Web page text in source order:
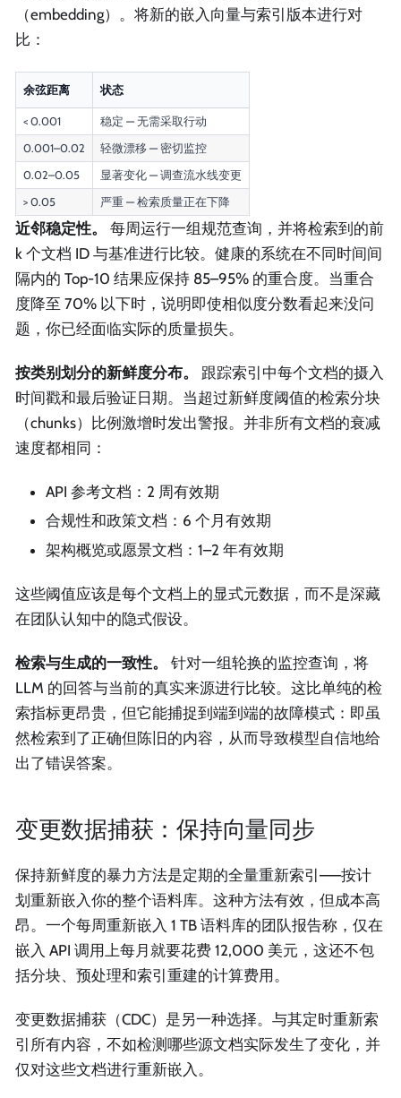
（embedding）。将新的嵌入向量与索引版本进行对
比：
余弦距离 状态
< 0.001
稳定 — 无需采取行动
0.001–0.02
轻微漂移 — 密切监控
0.02–0.05
显著变化 — 调查流水线变更
> 0.05
严重 — 检索质量正在下降
近邻稳定性。
每周运行一组规范查询，并将检索到的前
k 个文档 ID 与基准进行比较。健康的系统在不同时间间
隔内的 Top-10 结果应保持 85–95% 的重合度。当重合
度降至 70% 以下时，说明即使相似度分数看起来没问
题，你已经面临实际的质量损失。
按类别划分的新鲜度分布。
跟踪索引中每个文档的摄入
时间戳和最后验证日期。当超过新鲜度阈值的检索分块
（chunks）比例激增时发出警报。并非所有文档的衰减
速度都相同：
API 参考文档：2 周有效期
合规性和政策文档：6 个月有效期
架构概览或愿景文档：1–2 年有效期
这些阈值应该是每个文档上的显式元数据，而不是深藏
在团队认知中的隐式假设。
检索与生成的一致性。
针对一组轮换的监控查询，将
LLM 的回答与当前的真实来源进行比较。这比单纯的检
索指标更昂贵，但它能捕捉到端到端的故障模式：即虽
然检索到了正确但陈旧的内容，从而导致模型自信地给
出了错误答案。
变更数据捕获：保持向量同步
保持新鲜度的暴力方法是定期的全量重新索引——按计
划重新嵌入你的整个语料库。这种方法有效，但成本高
昂。一个每周重新嵌入 1 TB 语料库的团队报告称，仅在
嵌入 API 调用上每月就要花费 12,000 美元，这还不包
括分块、预处理和索引重建的计算费用。
变更数据捕获（CDC）是另一种选择。与其定时重新索
引所有内容，不如检测哪些源文档实际发生了变化，并
仅对这些文档进行重新嵌入。